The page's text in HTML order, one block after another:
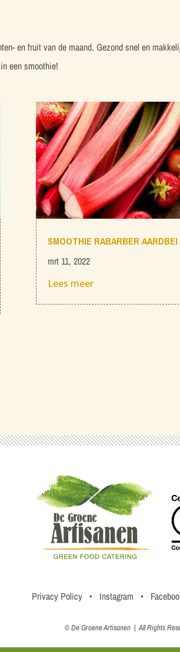
en fruit van de maand. Gezond snel en
een smoothie!
SMOOTHIE RABARBER AARDBEI
mrt 11, 2022
Lees meer
Privacy Policy • Instagram •
© De Groene Artisanen | All Rights